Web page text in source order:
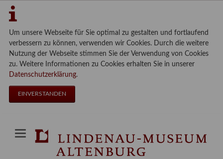
Um unsere Webseite für Sie optimal zu gestalten und fortlaufend
verbessern zu können, verwenden wir Cookies. Durch die weitere
Nutzung der Webseite stimmen Sie der Verwendung von Cookies
zu. Weitere Informationen zu Cookies erhalten Sie in unserer
Datenschutzerklärung.
EINVERSTANDEN